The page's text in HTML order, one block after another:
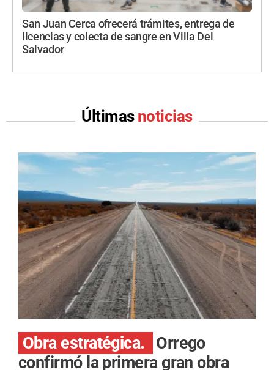
San Juan Cerca ofrecerá trámites, entrega de
licencias y colecta de sangre en Villa Del
Salvador
Últimas noticias
Obra estratégica.
Orrego
confirmó la primera gran obra